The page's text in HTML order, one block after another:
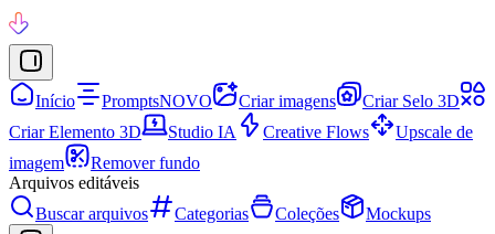
Início PromptsNOVO Criar imagens
Criar Selo 3D
Criar Elemento 3D
Studio IA Creative Flows
Upscale de
imagem
Remover fundo
Arquivos editáveis
Buscar arquivos
Categorias Coleções Mockups